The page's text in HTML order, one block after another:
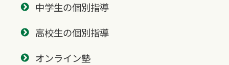
中学生の個別指導
高校生の個別指導
オンライン塾